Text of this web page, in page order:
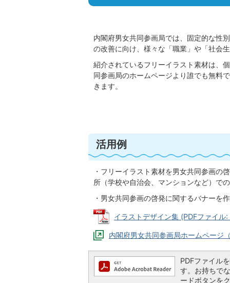
内閣府男女共同参画局では、固定的な性
の改善に向け、様々な「職業」や「社会
紹介されているフリーイラスト素材は、
同参画局のホームページより誰でも無料
きます。
活用例
・フリーイラスト素材を男女共同参画の
所（学校や自治会、マンションなど）で
・男女共同参画の啓発に関するバナーを
イラストデザイン集 (PDFファイル:
内閣府男女共同参画局ホームページ
PDFファイル
す。お持ちで
ードボタンを